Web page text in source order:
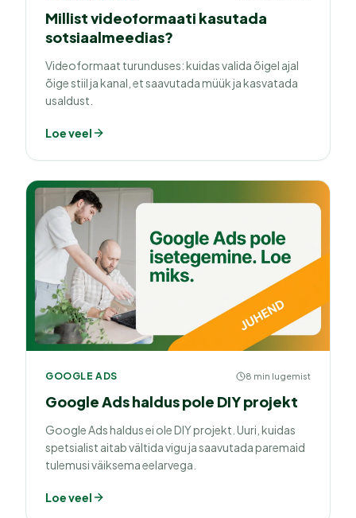
Millist videoformaati kasutada
sotsiaalmeedias?
Videoformaat turunduses: kuidas valida õigel ajal
õige stiil ja kanal, et saavutada müük ja kasvatada
usaldust.
Loe veel
GOOGLE ADS 8 min lugemist
Google Ads haldus pole DIY projekt
Google Ads haldus ei ole DIY projekt. Uuri, kuidas
spetsialist aitab vältida vigu ja saavutada paremaid
tulemusi väiksema eelarvega.
Loe veel